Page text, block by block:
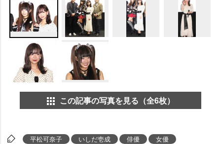
この記事の写真を見る（全6枚）
平松可奈子 いしだ壱成 俳優
女優